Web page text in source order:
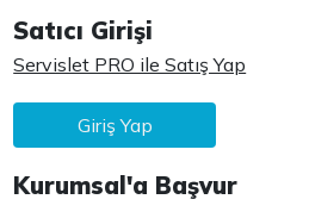
Satıcı Girişi
Servislet PRO ile Satış Yap
Giriş Yap
Kurumsal'a Başvur